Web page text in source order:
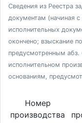
Сведения из Реестра
документам (начиная
исполнительных
окончено; взыскание
предусмотренным абз.
исполнительном
основаниям,
Номер
производства